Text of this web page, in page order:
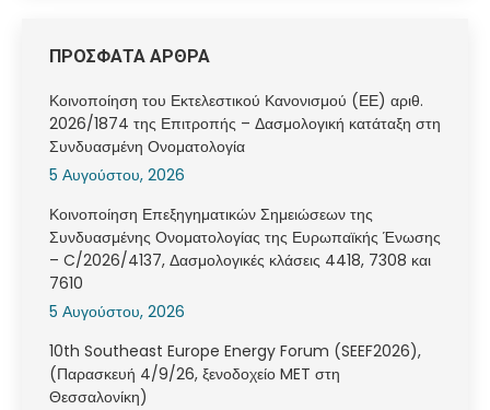
ΠΡΟΣΦΑΤΑ ΑΡΘΡΑ
Κοινοποίηση του Εκτελεστικού Κανονισμού (ΕΕ) αριθ.
2026/1874 της Επιτροπής – Δασμολογική κατάταξη στη
Συνδυασμένη Ονοματολογία
5 Αυγούστου, 2026
Κοινοποίηση Επεξηγηματικών Σημειώσεων της
Συνδυασμένης Ονοματολογίας της Ευρωπαϊκής Ένωσης
– C/2026/4137, Δασμολογικές κλάσεις 4418, 7308 και
7610
5 Αυγούστου, 2026
10th Southeast Europe Energy Forum (SEEF2026),
(Παρασκευή 4/9/26, ξενοδοχείο MET στη
Θεσσαλονίκη)